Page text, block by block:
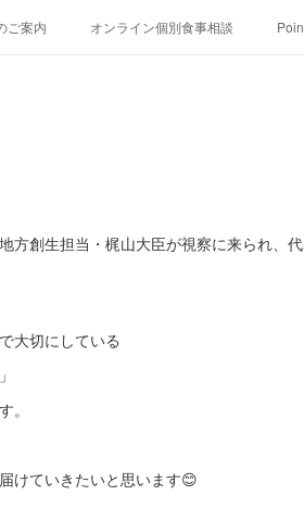
ご案内 オンライン個別食事相談
方創生担当・梶山大臣が視察に来られ、
大切にしている
。
けていきたいと思います😊